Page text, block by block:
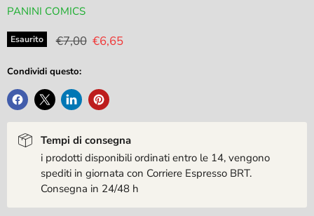
PANINI COMICS
Esaurito Prezzo originale
€7,00 Prezzo attuale
€6,65
Condividi questo:
Tempi di consegna
i prodotti disponibili ordinati entro le 14, vengono
spediti in giornata con Corriere Espresso BRT.
Consegna in 24/48 h